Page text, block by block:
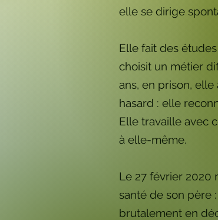
elle se dirige
Elle fait des
choisit un métier
ans, en prison, elle
hasard : elle
Elle travaille avec
à elle-même.
Le 27 février 2020
santé de son père
brutalement en